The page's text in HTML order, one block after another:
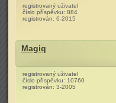
registrovaný uživatel
číslo příspěvku: 884
registrován: 6-2015
Magiq
registrovaný uživatel
číslo příspěvku: 10760
registrován: 3-2005